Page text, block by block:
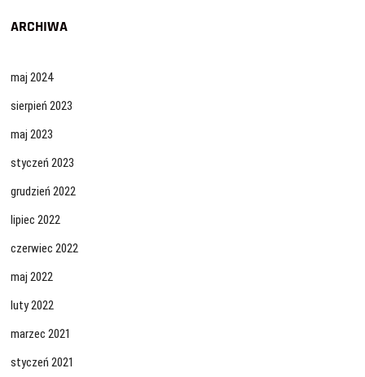
ARCHIWA
maj 2024
sierpień 2023
maj 2023
styczeń 2023
grudzień 2022
lipiec 2022
czerwiec 2022
maj 2022
luty 2022
marzec 2021
styczeń 2021